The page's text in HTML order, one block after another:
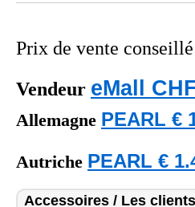
Prix de vente
Vendeur eMall
Allemagne PEARL €
Autriche PEARL €
Accessoires / Les